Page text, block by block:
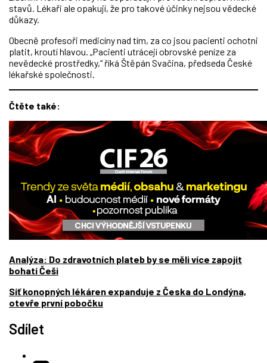
stavů. Lékaři ale opakují, že pro takové účinky nejsou vědecké
důkazy.
Obecně profesoři medicíny nad tím, za co jsou pacienti ochotni
platit, kroutí hlavou. „Pacienti utrácejí obrovské peníze za
nevědecké prostředky,“ říká Štěpán Svačina, předseda České
lékařské společnosti.
Čtěte také:
Analýza: Do zdravotních plateb by se měli více zapojit
bohatí Češi
Síť konopných lékáren expanduje z Česka do Londýna,
otevře první pobočku
Sdílet